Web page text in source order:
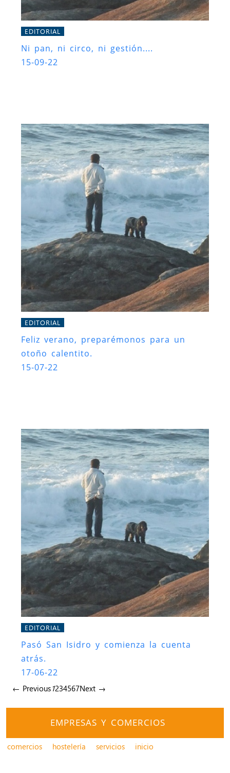
EDITORIAL
Ni pan, ni circo, ni gestión....
15-09-22
EDITORIAL
Feliz verano, preparémonos para un
otoño calentito.
15-07-22
EDITORIAL
Pasó San Isidro y comienza la cuenta
atrás.
17-06-22
← Previous1234567Next →
EMPRESAS Y COMERCIOS
comercios hostelería servicios inicio